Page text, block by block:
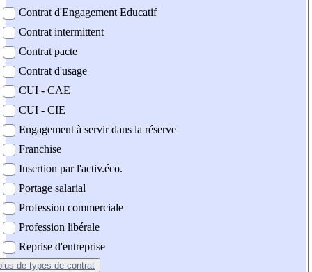
Contrat d'Engagement Educatif
Contrat intermittent
Contrat pacte
Contrat d'usage
CUI - CAE
CUI - CIE
Engagement à servir dans la réserve
Franchise
Insertion par l'activ.éco.
Portage salarial
Profession commerciale
Profession libérale
Reprise d'entreprise
de types de contrat